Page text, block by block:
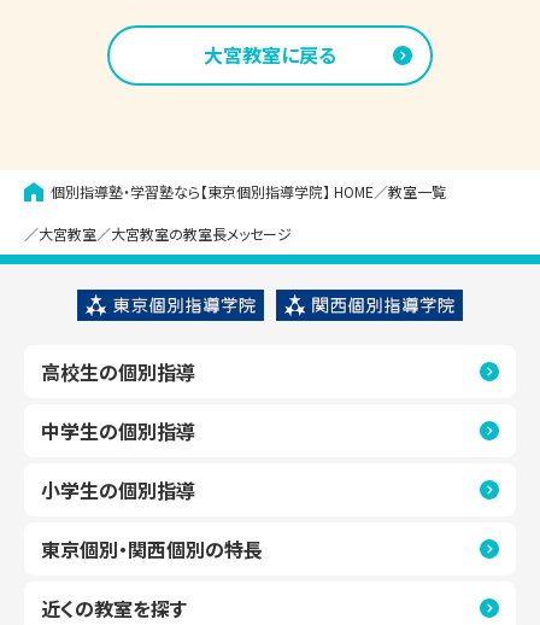
大宮教室に戻る
個別指導塾・学習塾なら【東京個別指導学院】 HOME 教室一覧
大宮教室 大宮教室の教室長メッセージ
高校生の個別指導
中学生の個別指導
小学生の個別指導
東京個別・関西個別の特長
近くの教室を探す